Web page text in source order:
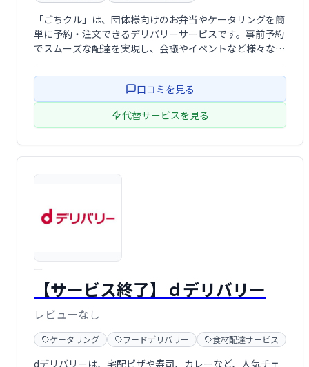
「ごちクル」は、団体様向けのお弁当やケータリングを簡
単に予約・注文できるデリバリーサービスです。事前予約
でスムーズな配達を実現し、会議やイベントなど様々なシ
要望に合わせた最適なプランをご提案いたします。 忙しい
皆様の時間を節約し、大切な時間により …
口コミを見る
代替サービスを見る
ー
【サービス終了】ｄデリバリー
レビューなし
ケータリング フードデリバリー 食材配達サービス
dデリバリーは、宅配ピザや寿司、カレーなど、人気チェ